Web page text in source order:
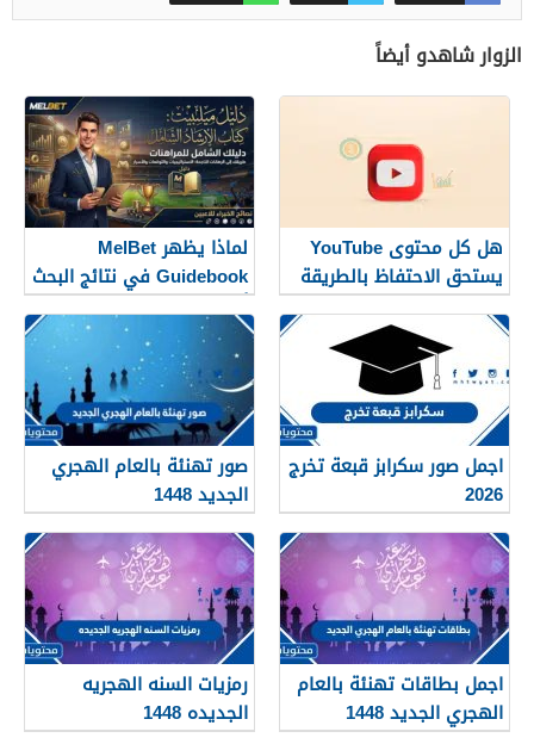
الزوار شاهدو أيضاً
هل كل محتوى YouTube
يستحق الاحتفاظ بالطريقة
نفسها؟
لماذا يظهر MelBet
Guidebook في نتائج البحث
أكثر من صفحات كثيرة؟
اجمل صور سكرابز قبعة تخرج
2026
صور تهنئة بالعام الهجري
الجديد 1448
اجمل بطاقات تهنئة بالعام
الهجري الجديد 1448
رمزيات السنه الهجريه
الجديده 1448